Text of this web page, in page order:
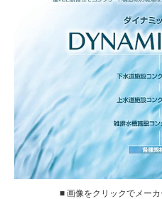
■ 画像をクリックでメー